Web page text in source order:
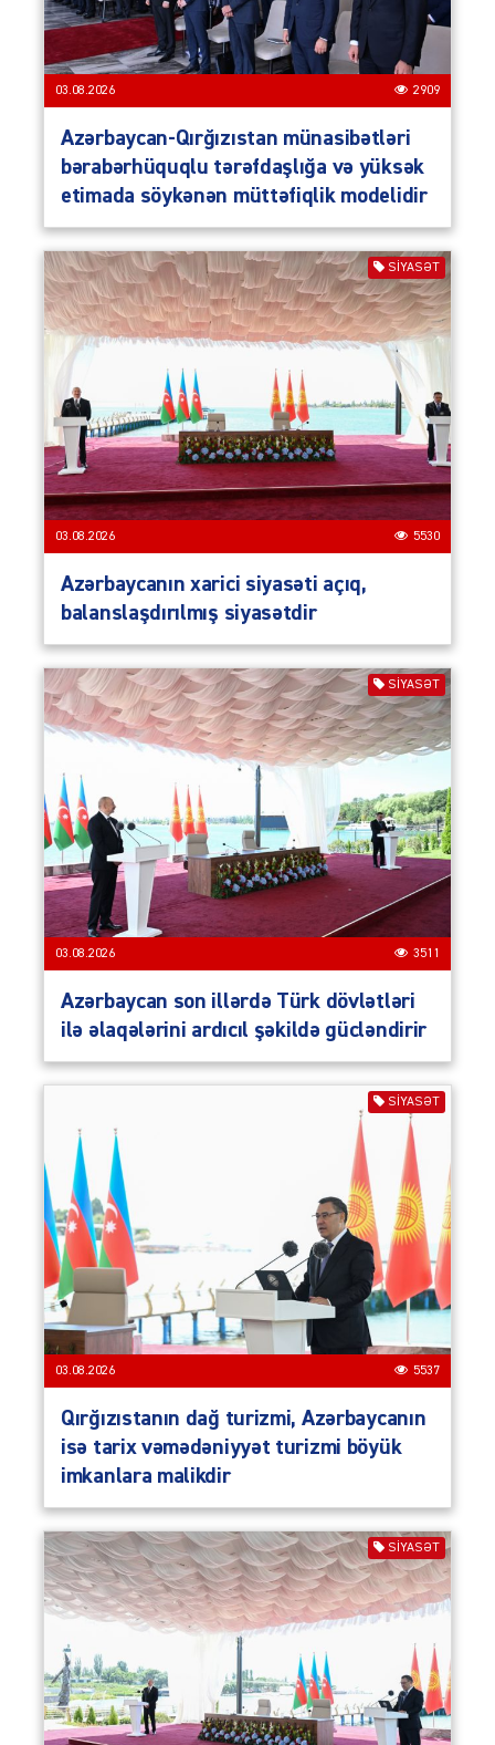
03.08.2026 2909
Azərbaycan-Qırğızıstan münasibətləri
bərabərhüquqlu tərəfdaşlığa və yüksək
etimada söykənən müttəfiqlik modelidir
SIYASƏT
03.08.2026 5530
Azərbaycanın xarici siyasəti açıq,
balanslaşdırılmış siyasətdir
SIYASƏT
03.08.2026 3511
Azərbaycan son illərdə Türk dövlətləri
ilə əlaqələrini ardıcıl şəkildə gücləndirir
SIYASƏT
03.08.2026 5537
Qırğızıstanın dağ turizmi, Azərbaycanın
isə tarix vəmədəniyyət turizmi böyük
imkanlara malikdir
SIYASƏT